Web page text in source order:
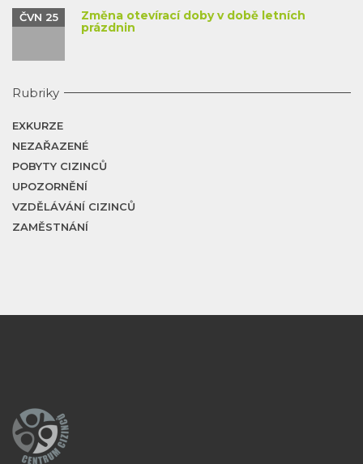
Změna otevírací doby v době letních
prázdnin
ČVN 25
Rubriky
EXKURZE
NEZAŘAZENÉ
POBYTY CIZINCŮ
UPOZORNĚNÍ
VZDĚLÁVÁNÍ CIZINCŮ
ZAMĚSTNÁNÍ